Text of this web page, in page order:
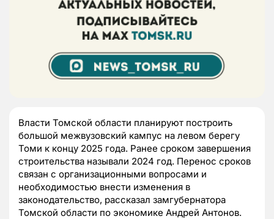
Власти Томской области планируют построить
большой межвузовский кампус на левом берегу
Томи к концу 2025 года. Ранее сроком завершения
строительства называли 2024 год. Перенос сроков
связан с организационными вопросами и
необходимостью внести изменения в
законодательство, рассказал замгубернатора
Томской области по экономике Андрей Антонов.